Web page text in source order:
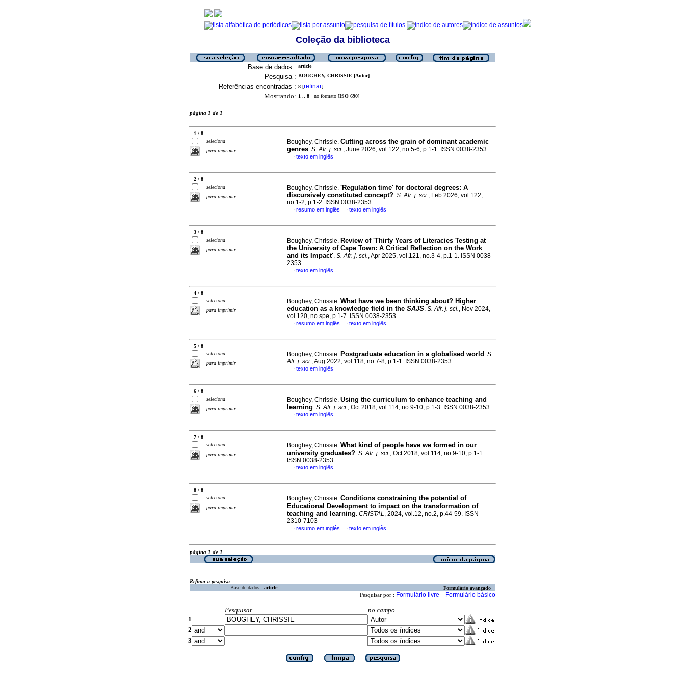
Coleção da biblioteca
Base de dados : article
Pesquisa : BOUGHEY, CHRISSIE [Autor]
Referências encontradas : 8 [refinar]
Mostrando: 1 .. 8 no formato [ISO 690]
página 1 de 1
1 / 8
seleciona
para imprimir
Boughey, Chrissie. Cutting across the grain of dominant academic
genres. S. Afr. j. sci., June 2026, vol.122, no.5-6, p.1-1. ISSN 0038-2353
· texto em inglês
2 / 8
seleciona
para imprimir
Boughey, Chrissie. 'Regulation time' for doctoral degrees: A
discursively constituted concept?. S. Afr. j. sci., Feb 2026, vol.122,
no.1-2, p.1-2. ISSN 0038-2353
· resumo em inglês · texto em inglês
3 / 8
seleciona
para imprimir
Boughey, Chrissie. Review of 'Thirty Years of Literacies Testing at
the University of Cape Town: A Critical Reflection on the Work
and its Impact'. S. Afr. j. sci., Apr 2025, vol.121, no.3-4, p.1-1. ISSN 0038-
2353
· texto em inglês
4 / 8
seleciona
para imprimir
Boughey, Chrissie. What have we been thinking about? Higher
education as a knowledge field in the SAJS. S. Afr. j. sci., Nov 2024,
vol.120, no.spe, p.1-7. ISSN 0038-2353
· resumo em inglês · texto em inglês
5 / 8
seleciona
para imprimir
Boughey, Chrissie. Postgraduate education in a globalised world . S.
Afr. j. sci., Aug 2022, vol.118, no.7-8, p.1-1. ISSN 0038-2353
· texto em inglês
6 / 8
seleciona
para imprimir
Boughey, Chrissie. Using the curriculum to enhance teaching and
learning. S. Afr. j. sci., Oct 2018, vol.114, no.9-10, p.1-3. ISSN 0038-2353
· texto em inglês
7 / 8
seleciona
para imprimir
Boughey, Chrissie. What kind of people have we formed in our
university graduates?. S. Afr. j. sci., Oct 2018, vol.114, no.9-10, p.1-1.
ISSN 0038-2353
· texto em inglês
8 / 8
seleciona
para imprimir
Boughey, Chrissie. Conditions constraining the potential of
Educational Development to impact on the transformation of
teaching and learning. CRISTAL, 2024, vol.12, no.2, p.44-59. ISSN
2310-7103
· resumo em inglês · texto em inglês
página 1 de 1
Refinar a pesquisa
Base de dados : article Formulário avançado
Pesquisar por : Formulário livre Formulário básico
Pesquisar
no campo
1
2
3